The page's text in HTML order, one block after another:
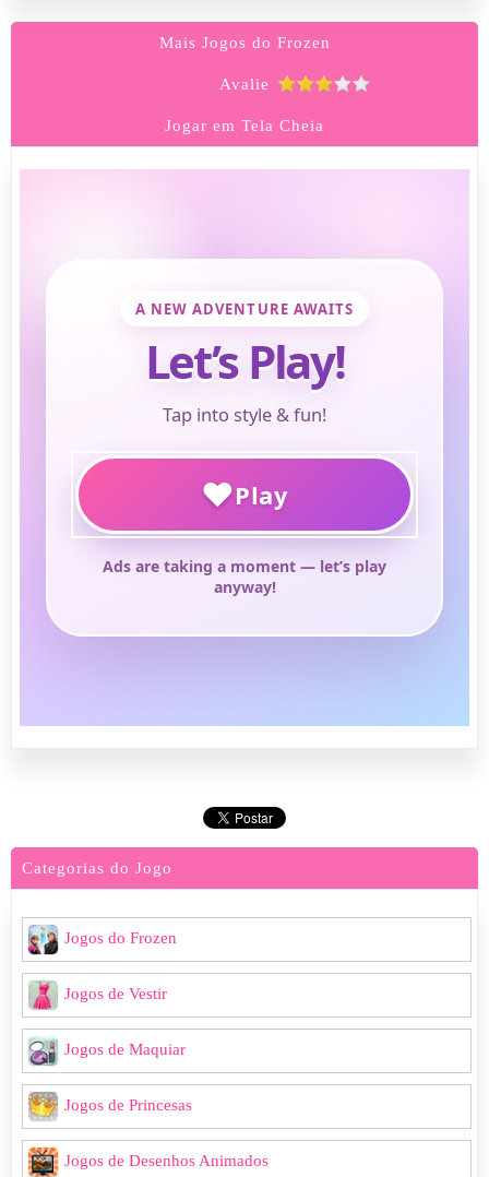
Mais Jogos do Frozen
Avalie
Jogar em Tela Cheia
Categorias do Jogo
Jogos do Frozen
Jogos de Vestir
Jogos de Maquiar
Jogos de Princesas
Jogos de Desenhos Animados